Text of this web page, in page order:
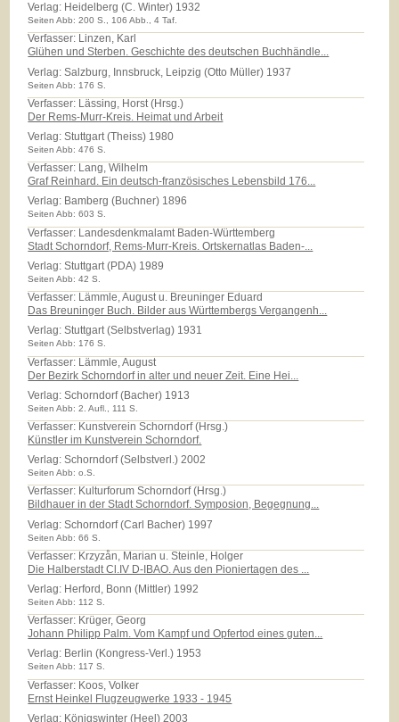
Verlag: Heidelberg (C. Winter) 1932
Seiten Abb: 200 S., 106 Abb., 4 Taf.
Verfasser: Linzen, Karl
Glühen und Sterben. Geschichte des deutschen Buchhändle...
Verlag:Salzburg, Innsbruck, Leipzig (Otto Müller) 1937
Seiten Abb: 176 S.
Verfasser: Lässing, Horst (Hrsg.)
Der Rems-Murr-Kreis. Heimat und Arbeit
Verlag:Stuttgart (Theiss) 1980
Seiten Abb: 476 S.
Verfasser: Lang, Wilhelm
Graf Reinhard. Ein deutsch-französisches Lebensbild 176...
Verlag: Bamberg (Buchner) 1896
Seiten Abb: 603 S.
Verfasser: Landesdenkmalamt Baden-Württemberg
Stadt Schorndorf, Rems-Murr-Kreis. Ortskernatlas Baden-...
Verlag:Stuttgart (PDA) 1989
Seiten Abb: 42 S.
Verfasser: Lämmle, August u. Breuninger Eduard
Das Breuninger Buch. Bilder aus Württembergs Vergangenh...
Verlag:Stuttgart (Selbstverlag) 1931
Seiten Abb: 176 S.
Verfasser: Lämmle, August
Der Bezirk Schorndorf in alter und neuer Zeit. Eine Hei...
Verlag:Schorndorf (Bacher) 1913
Seiten Abb: 2. Aufl., 111 S.
Verfasser: Kunstverein Schorndorf (Hrsg.)
Künstler im Kunstverein Schorndorf.
Verlag:Schorndorf (Selbstverl.) 2002
Seiten Abb: o.S.
Verfasser: Kulturforum Schorndorf (Hrsg.)
Bildhauer in der Stadt Schorndorf. Symposion, Begegnung...
Verlag:Schorndorf (Carl Bacher) 1997
Seiten Abb: 66 S.
Verfasser: Krzyzån, Marian u. Steinle, Holger
Die Halberstadt Cl.IV D-IBAO. Aus den Pioniertagen des ...
Verlag: Herford, Bonn (Mittler) 1992
Seiten Abb: 112 S.
Verfasser: Krüger, Georg
Johann Philipp Palm. Vom Kampf und Opfertod eines guten...
Verlag: Berlin (Kongress-Verl.) 1953
Seiten Abb: 117 S.
Verfasser: Koos, Volker
Ernst Heinkel Flugzeugwerke 1933 - 1945
Verlag: Königswinter (Heel) 2003